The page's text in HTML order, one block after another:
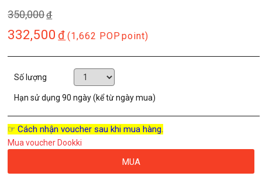
350,000đ
332,500 đ (1,662 POP point)
Số lượng
Hạn sử dụng90 ngày (kể từ ngày mua)
☞ Cách nhận voucher sau khi mua hàng.
Mua voucher Dookki
MUA